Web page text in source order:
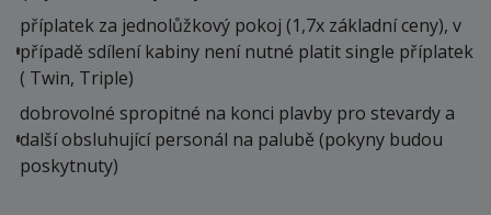
příplatek za jednolůžkový pokoj (1,7x základní ceny), v
případě sdílení kabiny není nutné platit single příplatek
( Twin, Triple)
dobrovolné spropitné na konci plavby pro stevardy a
další obsluhující personál na palubě (pokyny budou
poskytnuty)